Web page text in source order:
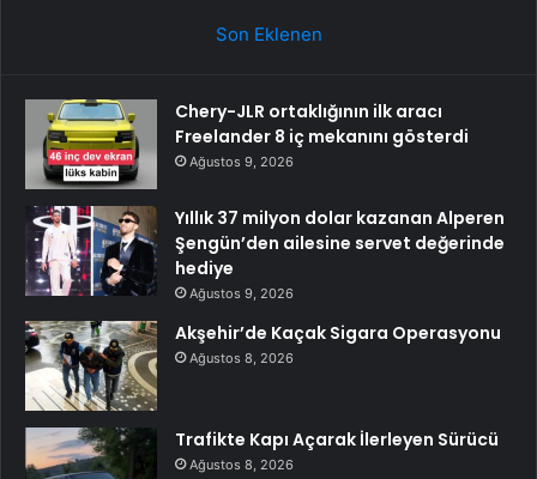
Son Eklenen
Chery-JLR ortaklığının ilk aracı
Freelander 8 iç mekanını gösterdi
Ağustos 9, 2026
Yıllık 37 milyon dolar kazanan Alperen
Şengün’den ailesine servet değerinde
hediye
Ağustos 9, 2026
Akşehir’de Kaçak Sigara Operasyonu
Ağustos 8, 2026
Trafikte Kapı Açarak İlerleyen Sürücü
Ağustos 8, 2026